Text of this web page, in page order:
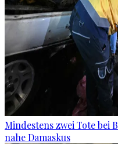
Mindestens zwei Tote bei
nahe Damaskus